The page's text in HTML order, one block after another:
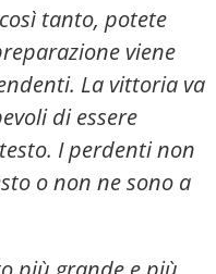
tanto, potete
viene
La vittoria va
di essere
I perdenti non
o non ne sono a